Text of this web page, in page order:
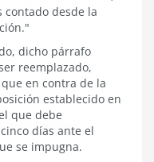
desde la
dicho párrafo
reemplazado,
en contra de la
establecido en
que debe
días ante el
se impugna.